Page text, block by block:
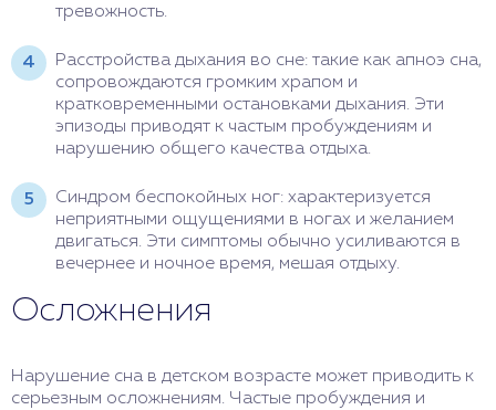
тревожность.
Расстройства дыхания во сне: такие как апноэ сна,
сопровождаются громким храпом и
кратковременными остановками дыхания. Эти
эпизоды приводят к частым пробуждениям и
нарушению общего качества отдыха.
Синдром беспокойных ног: характеризуется
неприятными ощущениями в ногах и желанием
двигаться. Эти симптомы обычно усиливаются в
вечернее и ночное время, мешая отдыху.
Осложнения
Нарушение сна в детском возрасте может приводить к
серьезным осложнениям. Частые пробуждения и